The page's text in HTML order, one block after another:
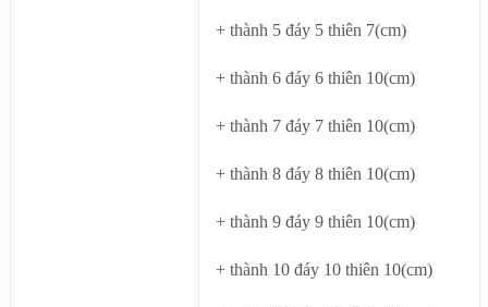
+ thành 5 đáy 5 thiên 7(cm)
+ thành 6 đáy 6 thiên 10(cm)
+ thành 7 đáy 7 thiên 10(cm)
+ thành 8 đáy 8 thiên 10(cm)
+ thành 9 đáy 9 thiên 10(cm)
+ thành 10 đáy 10 thiên 10(cm)